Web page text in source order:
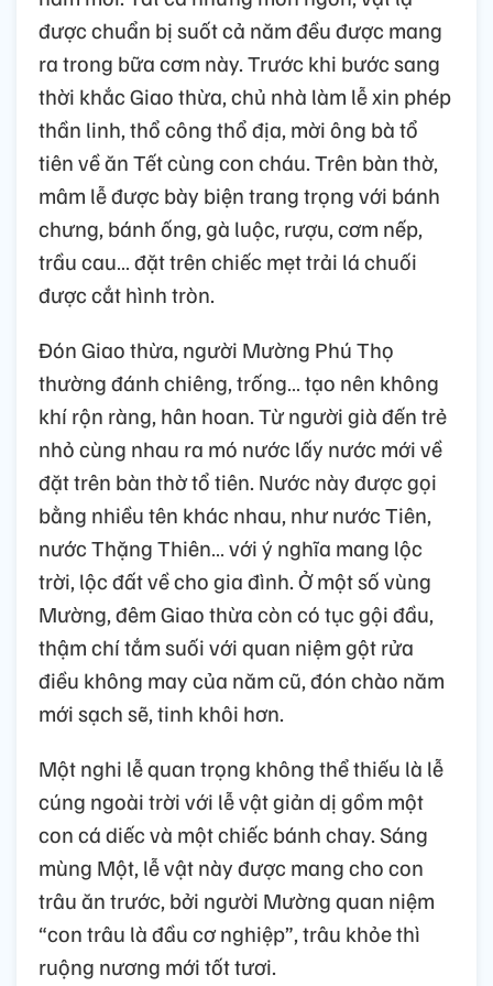
được chuẩn bị suốt cả năm đều được mang
ra trong bữa cơm này. Trước khi bước sang
thời khắc Giao thừa, chủ nhà làm lễ xin phép
thần linh, thổ công thổ địa, mời ông bà tổ
tiên về ăn Tết cùng con cháu. Trên bàn thờ,
mâm lễ được bày biện trang trọng với bánh
chưng, bánh ống, gà luộc, rượu, cơm nếp,
trầu cau… đặt trên chiếc mẹt trải lá chuối
được cắt hình tròn.
Đón Giao thừa, người Mường Phú Thọ
thường đánh chiêng, trống… tạo nên không
khí rộn ràng, hân hoan. Từ người già đến trẻ
nhỏ cùng nhau ra mó nước lấy nước mới về
đặt trên bàn thờ tổ tiên. Nước này được gọi
bằng nhiều tên khác nhau, như nước Tiên,
nước Thặng Thiên… với ý nghĩa mang lộc
trời, lộc đất về cho gia đình. Ở một số vùng
Mường, đêm Giao thừa còn có tục gội đầu,
thậm chí tắm suối với quan niệm gột rửa
điều không may của năm cũ, đón chào năm
mới sạch sẽ, tinh khôi hơn.
Một nghi lễ quan trọng không thể thiếu là lễ
cúng ngoài trời với lễ vật giản dị gồm một
con cá diếc và một chiếc bánh chay. Sáng
mùng Một, lễ vật này được mang cho con
trâu ăn trước, bởi người Mường quan niệm
“con trâu là đầu cơ nghiệp”, trâu khỏe thì
ruộng nương mới tốt tươi.